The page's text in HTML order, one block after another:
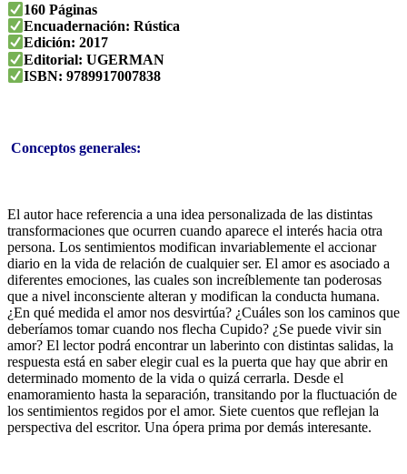
160 Páginas
Encuadernación: Rústica
Edición: 2017
Editorial: UGERMAN
ISBN: 9789917007838
Conceptos generales:
El autor hace referencia a una idea personalizada de las distintas
transformaciones que ocurren cuando aparece el interés hacia otra
persona. Los sentimientos modifican invariablemente el accionar
diario en la vida de relación de cualquier ser. El amor es asociado a
diferentes emociones, las cuales son increíblemente tan poderosas
que a nivel inconsciente alteran y modifican la conducta humana.
¿En qué medida el amor nos desvirtúa? ¿Cuáles son los caminos que
deberíamos tomar cuando nos flecha Cupido? ¿Se puede vivir sin
amor? El lector podrá encontrar un laberinto con distintas salidas, la
respuesta está en saber elegir cual es la puerta que hay que abrir en
determinado momento de la vida o quizá cerrarla. Desde el
enamoramiento hasta la separación, transitando por la fluctuación de
los sentimientos regidos por el amor. Siete cuentos que reflejan la
perspectiva del escritor. Una ópera prima por demás interesante.